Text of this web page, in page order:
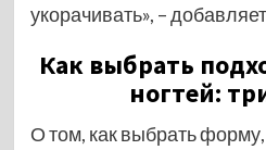
укорачивать», –
Как выбрать
ногтей:
О том, как выбрать